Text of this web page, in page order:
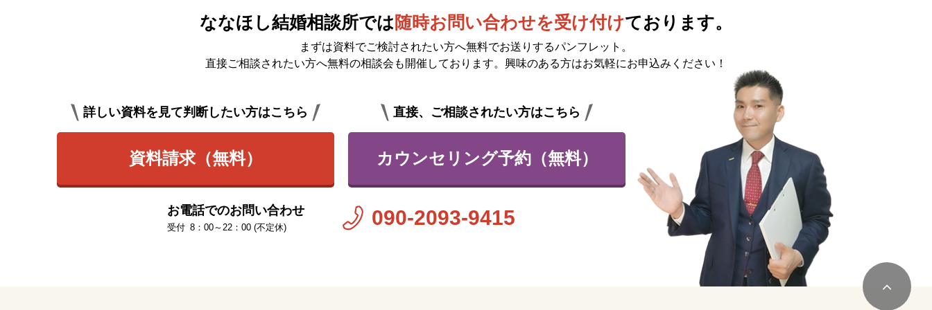
ななほし結婚相談所では 随時お問い合わせを受け付けております。
まずは資料でご検討されたい方へ無料でお送りするパンフレット。
直接ご相談されたい方へ無料の相談会も開催しております。興味のある方はお気軽にお申込みください！
詳しい資料を見て判断したい方はこちら
資料請求（無料）
直接、ご相談されたい方はこちら
カウンセリング予約（無料）
お電話でのお問い合わせ
8：00～22：00 (不定休) 090-2093-9415